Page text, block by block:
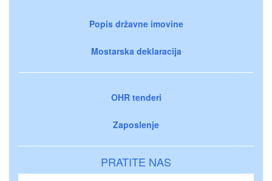
Popis državne imovine
Mostarska deklaracija
OHR tenderi
Zaposlenje
PRATITE NAS